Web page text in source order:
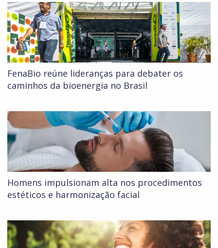
FenaBio reúne lideranças para debater os
caminhos da bioenergia no Brasil
Homens impulsionam alta nos procedimentos
estéticos e harmonização facial